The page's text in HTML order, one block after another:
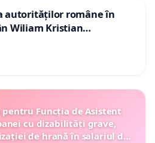
autorităților române în
Wiliam Kristian
în Danemarca de
pentru Funcția de Asistent
cu dizabilități grave,
de hrană în salariul de